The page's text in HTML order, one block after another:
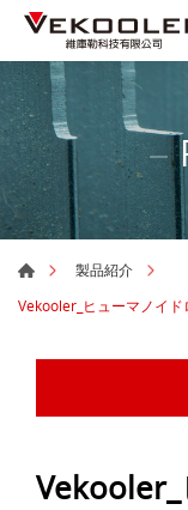
製品紹介
Vekooler_ヒューマノイ